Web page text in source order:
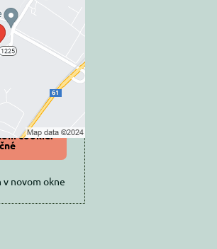
obsah?
-
cookie:
novom okne